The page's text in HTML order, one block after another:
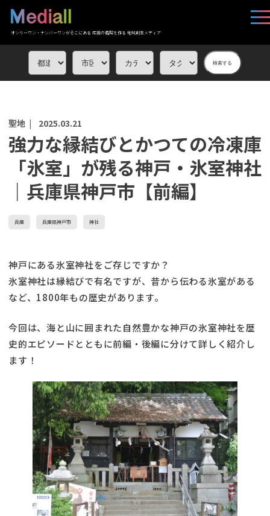
オンリーワン・ナンバーワンがそこにある 応援の循環を作る 地域創生メディア
検索する
聖地 | 2025.03.21
強力な縁結びとかつての冷凍庫
「氷室」が残る神戸・氷室神社
｜兵庫県神戸市【前編】
兵庫 兵庫県神戸市 神社
神戸にある氷室神社をご存じですか？
氷室神社は縁結びで有名ですが、昔から伝わる氷室がある
など、1800年もの歴史があります。
今回は、海と山に囲まれた自然豊かな神戸の氷室神社を歴
史的エピソードとともに前編・後編に分けて詳しく紹介し
ます！